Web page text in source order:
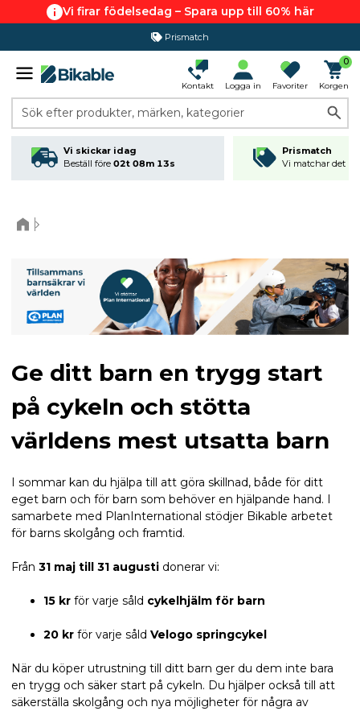
Vi firar födelsedag – Spara upp till 60% här
Prismatch
Kontakt Logga in Favoriter
0
Korgen
Sök efter produkter, märken, kategorier
Vi skickar idag
Beställ före 02t 08m 13s
Prismatch
Vi matchar det
Ge ditt barn en trygg start
på cykeln och stötta
världens mest utsatta barn
I sommar kan du hjälpa till att göra skillnad, både för ditt
eget barn och för barn som behöver en hjälpande hand. I
samarbete med PlanInternational stödjer Bikable arbetet
för barns skolgång och framtid.
Från 31 maj till 31 augusti donerar vi:
15 kr för varje såld cykelhjälm för barn
20 kr för varje såld Velogo springcykel
När du köper utrustning till ditt barn ger du dem inte bara
en trygg och säker start på cykeln. Du hjälper också till att
säkerställa skolgång och nya möjligheter för några av